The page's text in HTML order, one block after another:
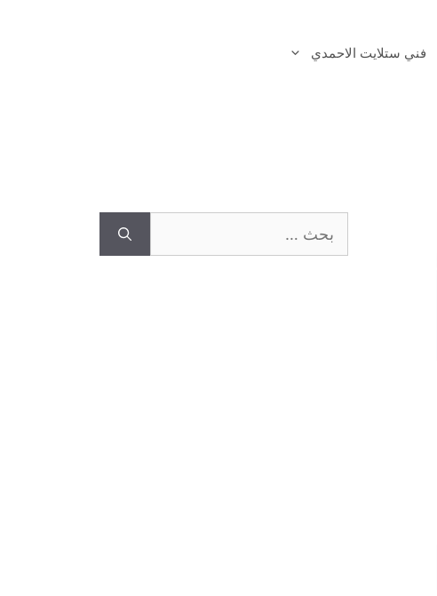
فني ستلايت الاحمدي
عن: